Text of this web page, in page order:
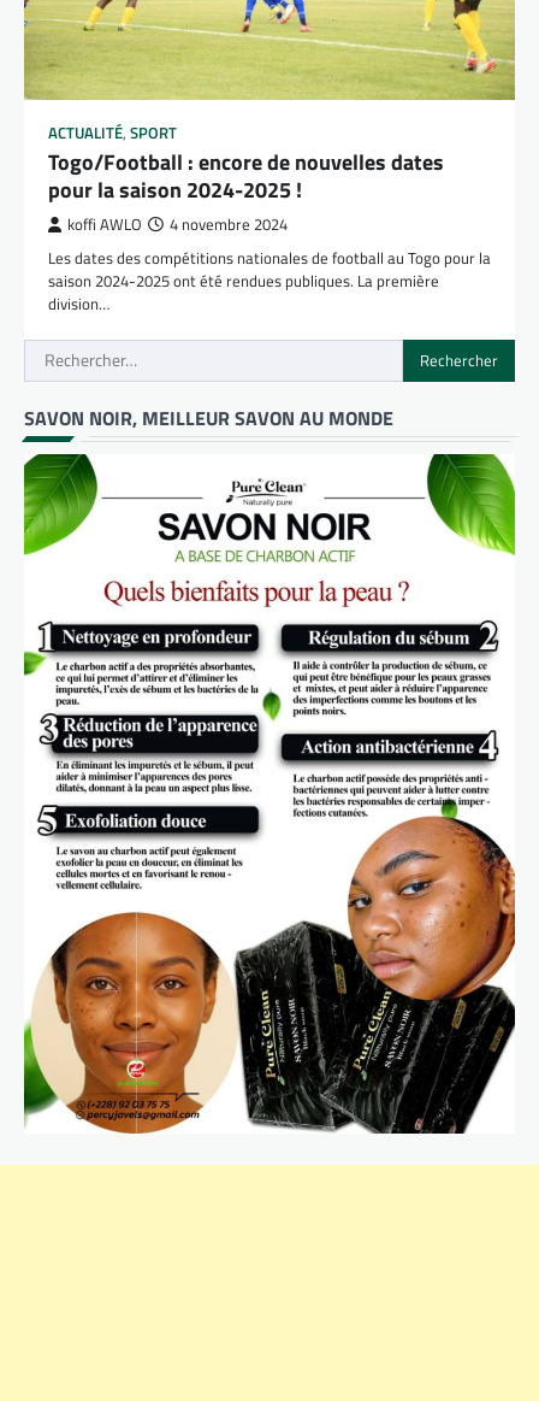
ACTUALITÉ, SPORT
Togo/Football : encore de nouvelles dates
pour la saison 2024-2025 !
koffi AWLO 4 novembre 2024
Les dates des compétitions nationales de football au Togo pour la
saison 2024-2025 ont été rendues publiques. La première
division…
Rechercher :
SAVON NOIR, MEILLEUR SAVON AU MONDE